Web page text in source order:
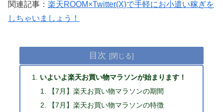
関連記事： 楽天ROOM×Twitter(X)で手軽にお小遣い稼ぎを
しちゃいましょう！
目次
いよいよ楽天お買い物マラソンが始まります！
【7月】楽天お買い物マラソンの期間
【7月】楽天お買い物マラソンの特徴